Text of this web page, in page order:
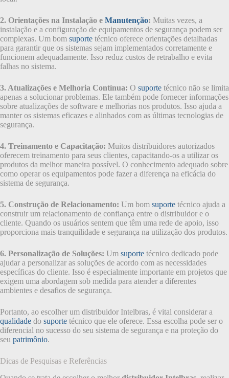
2. Orientações na Instalação e Manutenção: Muitas vezes, a
instalação e a configuração de equipamentos de segurança podem ser
complexas. Um bom suporte técnico oferece orientações detalhadas
para garantir que os sistemas sejam implementados corretamente e
funcionem adequadamente. Isso reduz custos de retrabalho e evita
falhas no sistema.
3. Atualizações e Melhoria Contínua: O suporte técnico não se limita
apenas a solucionar problemas. Ele também pode fornecer informações
sobre atualizações de software e melhorias nos produtos. Isso ajuda a
manter os sistemas eficazes e alinhados com as últimas tecnologias de
segurança.
4. Treinamento e Capacitação: Muitos distribuidores autorizados
oferecem treinamento para seus clientes, capacitando-os a utilizar os
produtos da melhor maneira possível. O conhecimento adequado sobre
como operar os equipamentos pode fazer a diferença na eficácia do
sistema de segurança.
5. Construção de Relacionamento: Um bom suporte técnico ajuda a
construir um relacionamento de confiança entre o distribuidor e o
cliente. Quando os usuários sentem que têm uma rede de apoio, isso
proporciona mais tranquilidade e segurança na utilização dos produtos.
6. Personalização de Soluções: Um suporte técnico dedicado pode
ajudar a personalizar as soluções de acordo com as necessidades
específicas do cliente. Isso é especialmente importante em projetos que
exigem uma abordagem sob medida para atender a diferentes
ambientes e desafios de segurança.
Portanto, ao escolher um distribuidor Intelbras, é vital considerar a
qualidade do suporte técnico que ele oferece. Essa escolha pode ser o
diferencial no sucesso do seu sistema de segurança e na proteção do
seu patrimônio.
Dicas de Pesquisas e Referências